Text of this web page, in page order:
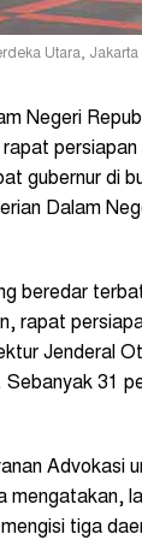
Utara, Jakarta
Negeri
gubernur di
Dalam
beredar
rapat
Jenderal
31
Advokasi
mengatakan,
tiga